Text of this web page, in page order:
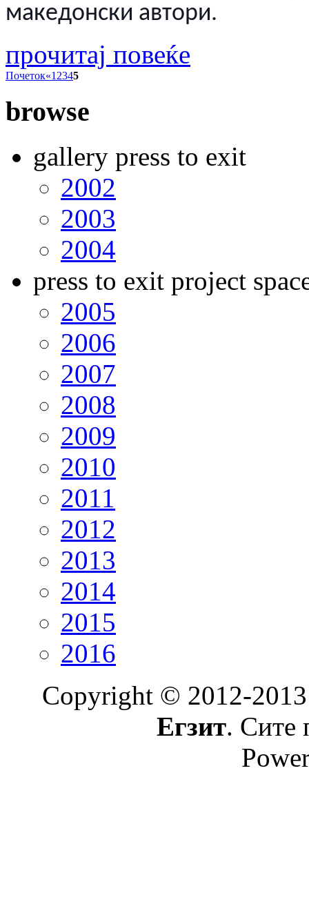
македонски автори.
прочитај повеќе
Почеток«1 2345
browse
gallery press to exit
2002
2003
2004
press to exit project
2005
2006
2007
2008
2009
2010
2011
2012
2013
2014
2015
2016
Copyright © 2012-
Егзит. Сите